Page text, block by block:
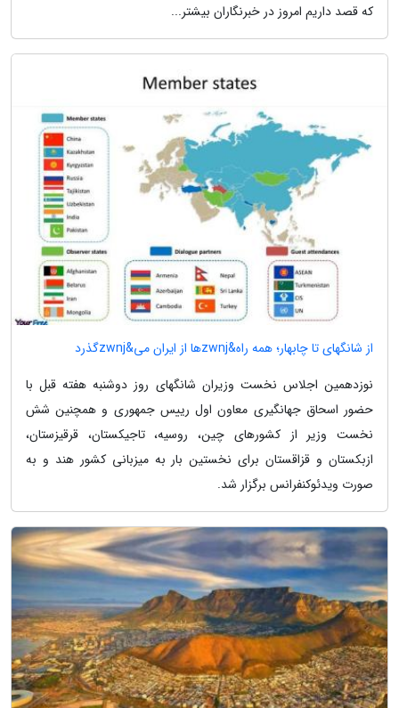
که قصد داریم امروز در خبرنگاران بیشتر...
از شانگهای تا چابهار؛ همه راه&zwnjها از ایران می&zwnjگذرد
نوزدهمین اجلاس نخست وزیران شانگهای روز دوشنبه هفته قبل با
حضور اسحاق جهانگیری معاون اول رییس جمهوری و همچنین شش
نخست وزیر از کشورهای چین، روسیه، تاجیکستان، قرقیزستان،
ازبکستان و قزاقستان برای نخستین بار به میزبانی کشور هند و به
صورت ویدئوکنفرانس برگزار شد.